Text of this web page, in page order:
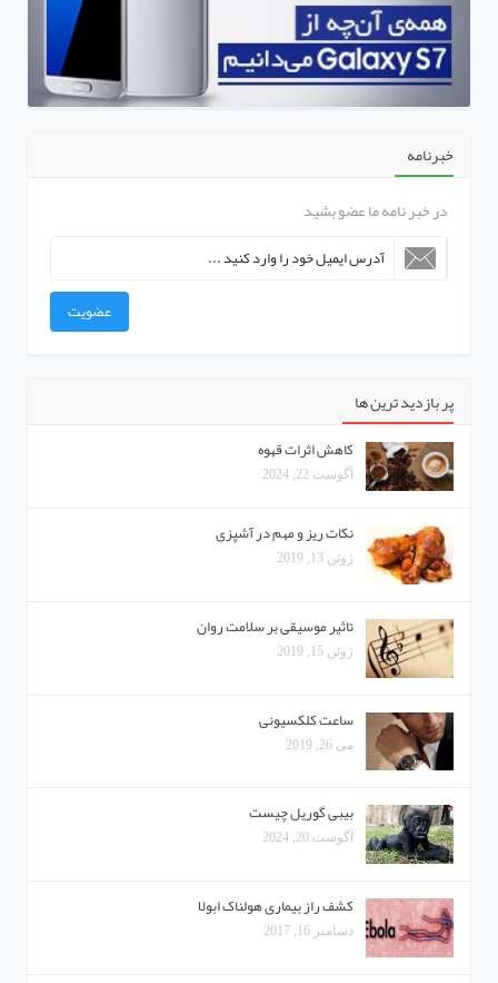
خبرنامه
در خبر نامه ما عضو بشید
عضویت
پر بازدید ترین ها
کاهش اثرات قهوه
آگوست 22, 2024
نکات ریز و مهم در آشپزی
ژوئن 13, 2019
تاثیر موسیقی بر سلامت روان
ژوئن 15, 2019
ساعت کلکسیونی
می 26, 2019
بیبی گوریل چیست
آگوست 20, 2024
کشف راز بیماری هولناک ابولا
دسامبر 16, 2017